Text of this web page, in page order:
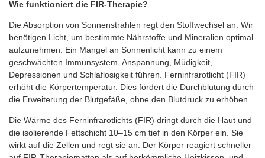
Wie funktioniert die FIR-Therapie?
Die Absorption von Sonnenstrahlen regt den Stoffwechsel an. Wir
benötigen Licht, um bestimmte Nährstoffe und Mineralien optimal
aufzunehmen. Ein Mangel an Sonnenlicht kann zu einem
geschwächten Immunsystem, Anspannung, Müdigkeit,
Depressionen und Schlaflosigkeit führen. Ferninfrarotlicht (FIR)
erhöht die Körpertemperatur. Dies fördert die Durchblutung durch
die Erweiterung der Blutgefäße, ohne den Blutdruck zu erhöhen.
Die Wärme des Ferninfrarotlichts (FIR) dringt durch die Haut und
die isolierende Fettschicht 10–15 cm tief in den Körper ein. Sie
wirkt auf die Zellen und regt sie an. Der Körper reagiert schneller